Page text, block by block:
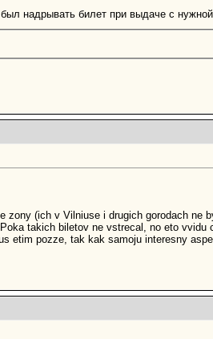
надрывать билет при выдаче с
zony (ich v Vilniuse i drugich gorodach
takich biletov ne vstrecal, no eto
etim pozze, tak kak samoju interesny